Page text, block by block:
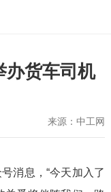
办货车司机
来源：中工网
消息，“今天加入了